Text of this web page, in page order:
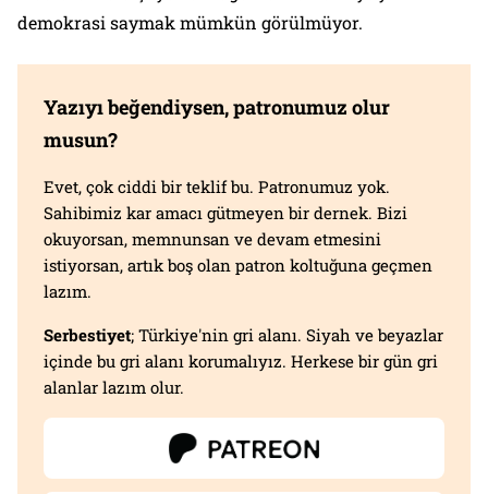
demokrasi saymak mümkün görülmüyor.
Yazıyı beğendiysen, patronumuz olur
musun?
Evet, çok ciddi bir teklif bu. Patronumuz yok.
Sahibimiz kar amacı gütmeyen bir dernek. Bizi
okuyorsan, memnunsan ve devam etmesini
istiyorsan, artık boş olan patron koltuğuna geçmen
lazım.
Serbestiyet; Türkiye'nin gri alanı. Siyah ve beyazlar
içinde bu gri alanı korumalıyız. Herkese bir gün gri
alanlar lazım olur.